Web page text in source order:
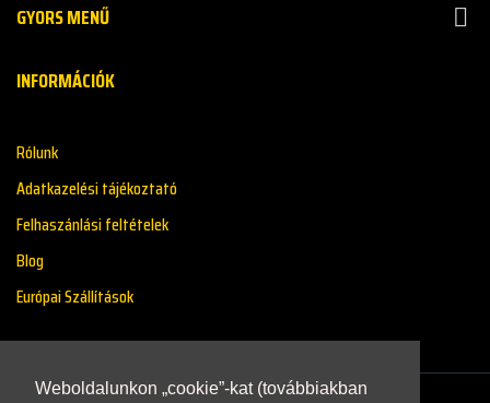
Weboldalunkon „cookie”-kat (továbbiakban
GYORS MENŰ 
INFORMÁCIÓK
Rólunk
Adatkazelési tájékoztató
Felhaszánlási feltételek
Blog
Európai Szállítások